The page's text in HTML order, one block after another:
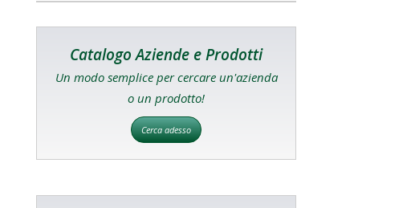
Catalogo Aziende e Prodotti
Un modo semplice per cercare un'azienda
o un prodotto!
Cerca adesso